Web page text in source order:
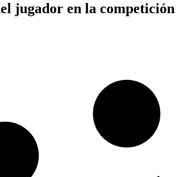
jugador en la competición